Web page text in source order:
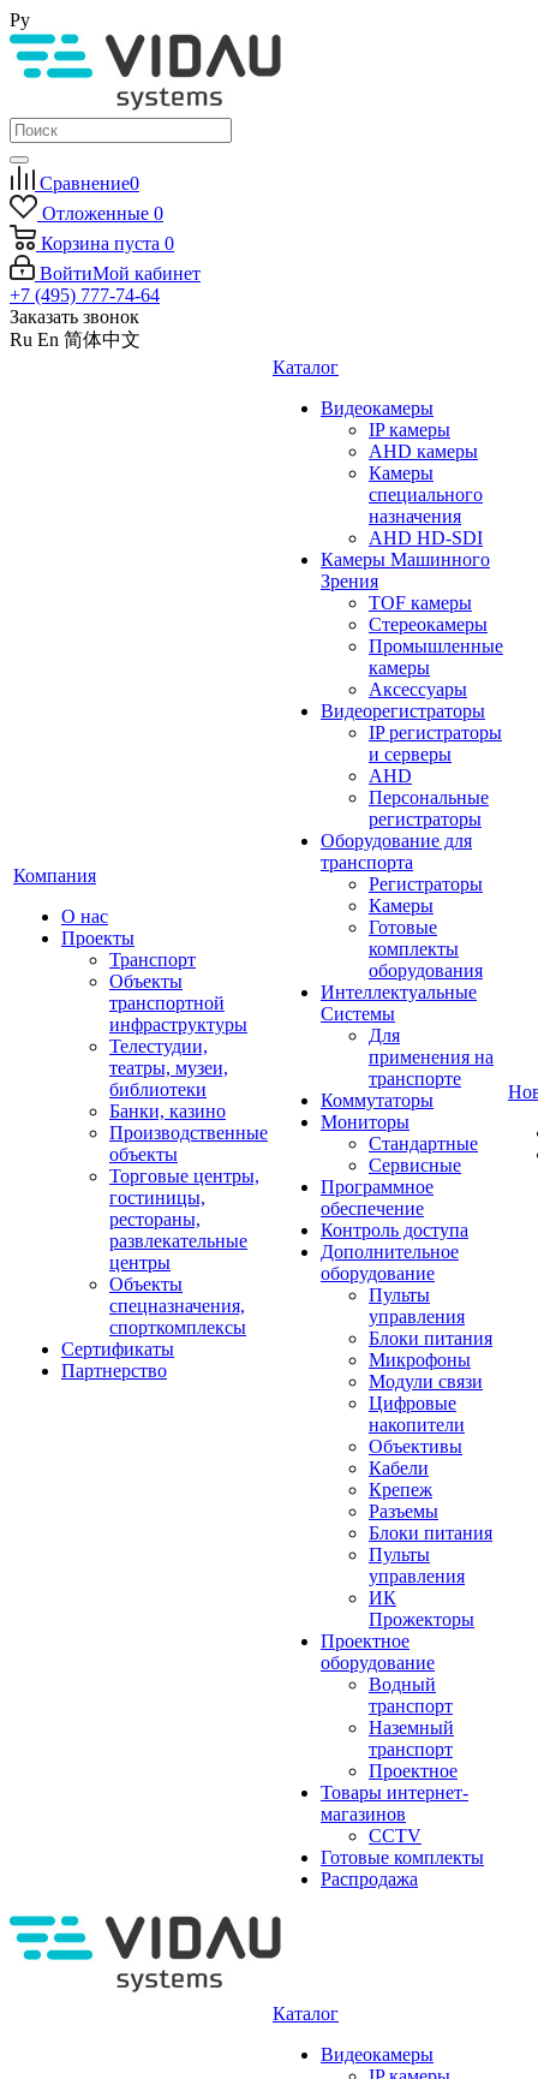
Ру
Сравнение0
Отложенные 0
Корзина пуста 0
ВойтиМой кабинет
+7 (495) 777-74-64
Заказать звонок
Ru En 简体中文
Компания
О нас
Проекты
Транспорт
Объекты
транспортной
инфраструктуры
Телестудии,
театры, музеи,
библиотеки
Банки, казино
Производственные
объекты
Торговые центры,
гостиницы,
рестораны,
развлекательные
центры
Объекты
спецназначения,
спорткомплексы
Сертификаты
Партнерство
Каталог
Видеокамеры
IP камеры
AHD камеры
Камеры
специального
назначения
AHD HD-SDI
Камеры Машинного
Зрения
TOF камеры
Стереокамеры
Промышленные
камеры
Аксессуары
Видеорегистраторы
IP регистраторы
и серверы
AHD
Персональные
регистраторы
Оборудование для
транспорта
Регистраторы
Камеры
Готовые
комплекты
оборудования
Интеллектуальные
Системы
Для
применения на
транспорте
Коммутаторы
Мониторы
Стандартные
Сервисные
Программное
обеспечение
Контроль доступа
Дополнительное
оборудование
Пульты
управления
Блоки питания
Микрофоны
Модули связи
Цифровые
накопители
Объективы
Кабели
Крепеж
Разъемы
Блоки питания
Пульты
управления
ИК
Прожекторы
Проектное
оборудование
Водный
транспорт
Наземный
транспорт
Проектное
Товары интернет-
магазинов
CCTV
Готовые комплекты
Распродажа
Каталог
Видеокамеры